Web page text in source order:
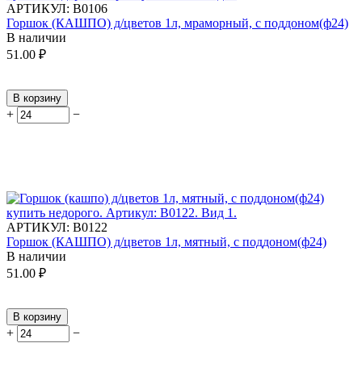
АРТИКУЛ: В0106
Горшок (КАШПО) д/цветов 1л, мраморный, с поддоном(ф24)
В наличии
51.00 ₽
В корзину
+ −
АРТИКУЛ: В0122
Горшок (КАШПО) д/цветов 1л, мятный, с поддоном(ф24)
В наличии
51.00 ₽
В корзину
+ −